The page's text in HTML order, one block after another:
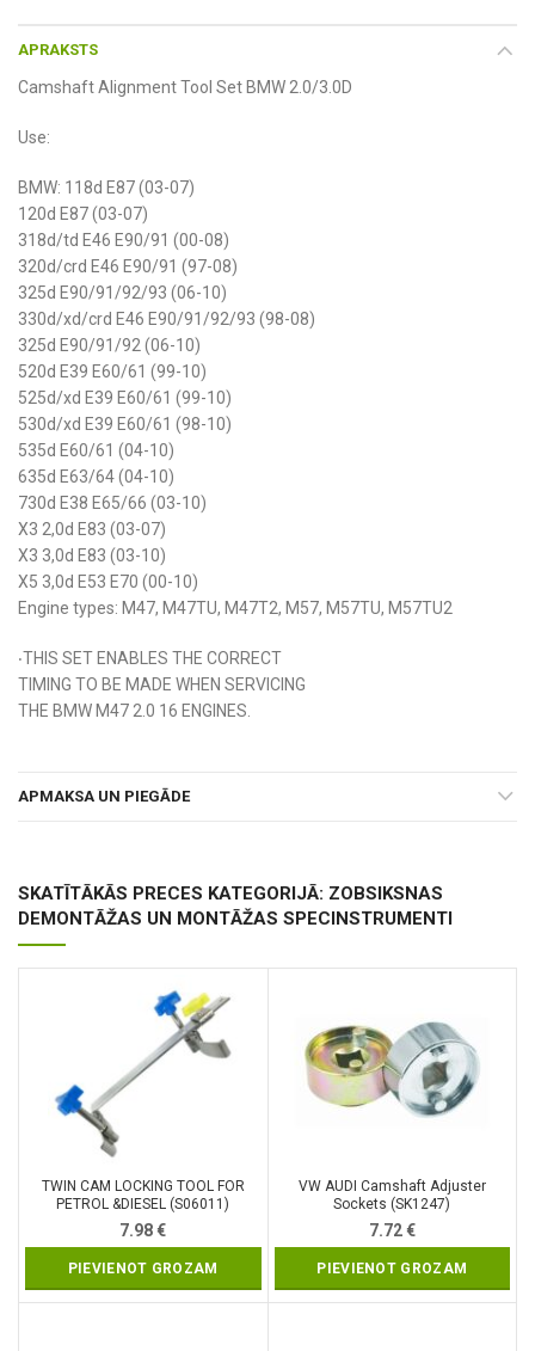
APRAKSTS
Camshaft Alignment Tool Set BMW 2.0/3.0D
Use:
BMW: 118d E87 (03-07)
120d E87 (03-07)
318d/td E46 E90/91 (00-08)
320d/crd E46 E90/91 (97-08)
325d E90/91/92/93 (06-10)
330d/xd/crd E46 E90/91/92/93 (98-08)
325d E90/91/92 (06-10)
520d E39 E60/61 (99-10)
525d/xd E39 E60/61 (99-10)
530d/xd E39 E60/61 (98-10)
535d E60/61 (04-10)
635d E63/64 (04-10)
730d E38 E65/66 (03-10)
X3 2,0d E83 (03-07)
X3 3,0d E83 (03-10)
X5 3,0d E53 E70 (00-10)
Engine types: M47, M47TU, M47T2, M57, M57TU, M57TU2
‧THIS SET ENABLES THE CORRECT
TIMING TO BE MADE WHEN SERVICING
THE BMW M47 2.0 16 ENGINES.
APMAKSA UN PIEGĀDE
SKATĪTĀKĀS PRECES KATEGORIJĀ: ZOBSIKSNAS
DEMONTĀŽAS UN MONTĀŽAS SPECINSTRUMENTI
TWIN CAM LOCKING TOOL FOR
PETROL &DIESEL (S06011)
7.98€
PIEVIENOT GROZAM
VW AUDI Camshaft Adjuster
Sockets (SK1247)
7.72€
PIEVIENOT GROZAM